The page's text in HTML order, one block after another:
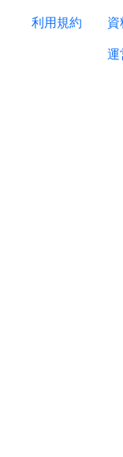
利用規約 資
運